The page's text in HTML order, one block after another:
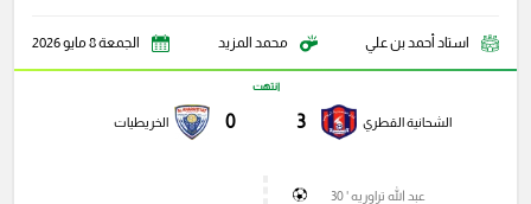
استاد أحمد بن علي محمد المزيد الجمعة 8 مايو 2026
الشحانية القطري 3
انتهت
0 الخريطيات
عبد الله تراوريه ' 30